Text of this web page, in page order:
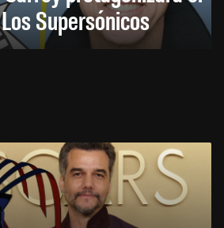
Supersónicos